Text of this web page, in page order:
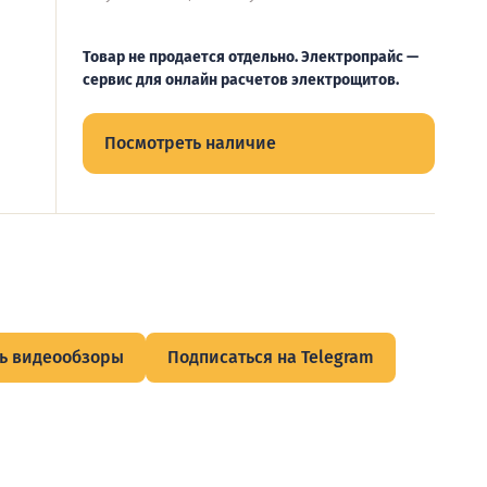
Товар не продается отдельно. Электропрайс —
сервис для онлайн расчетов электрощитов.
Посмотреть наличие
видеообзоры Подписаться на Telegram